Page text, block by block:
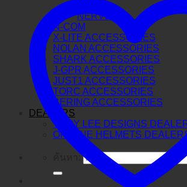
NERVE
N-COM
X-LITE ACCESSORIES
NOLAN ACCESSORIES
SHARK ACCESSORIES
J-GPR ACCESSORIES
JUST1 ACCESSORIES
TORC ACCESSORIES
BERING ACCESSORIES
DEALERS
TROY LEE DESIGNS
ORIGINE HELMETS
ค้นหา: